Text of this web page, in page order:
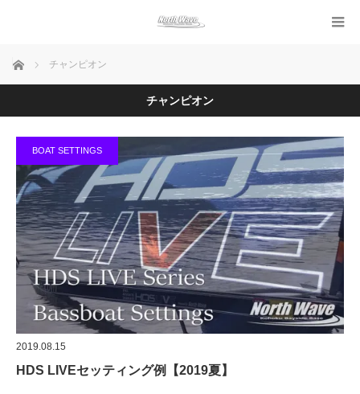
ホーム チャンピオン
チャンピオン
BOAT SETTINGS
2019.08.15
HDS LIVEセッティング例【2019夏】